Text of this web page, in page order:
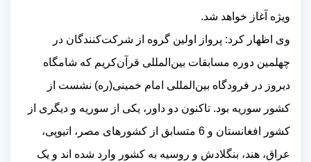
ویژه آغاز خواهد شد.
وی اظهار کرد: پرواز اولین گروه از شرکت‌کنندگان در
چهلمین دوره مسابقات بین‌المللی قرآن‌کریم که شامگاه
دیروز در فرودگاه بین‌المللی امام خمینی(ره) نشست از
کشور سوریه بود. تاکنون دو داور، یکی از سوریه و دیگری از
کشور افغانستان و 6 متسابق
از کشورهای مصر، اتیوپی،
عراق، هند، بنگلادش و روسیه به کشور وارد شده اند و یک